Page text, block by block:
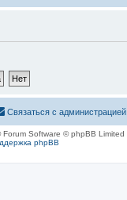
Связаться с администрацией
Forum Software © phpBB Limited
phpBB